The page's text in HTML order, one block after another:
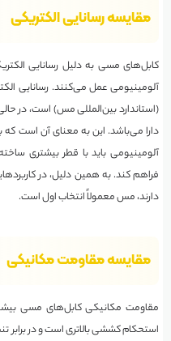
مقایسه رسانایی الکتریکی
کابل‌های مسی به دلیل رسانایی
دارا می‌باشد. این به معنای آن است که
آلومینیومی باید با قطر بیشتری
فراهم کند. به همین دلیل، در
دارند، مس معمولاً انتخاب اول است.
مقایسه مقاومت مکانیکی
مقاومت مکانیکی کابل‌های مسی
استحکام کششی بالاتری است و در